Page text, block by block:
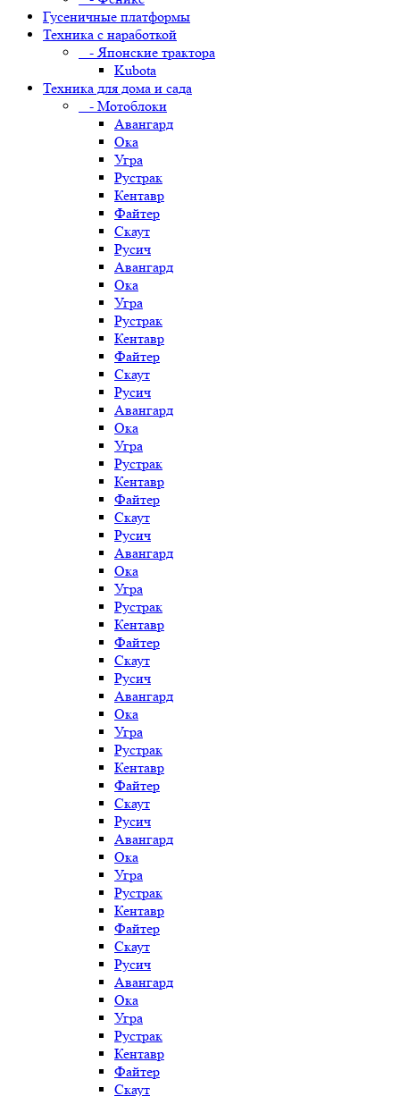
Гусеничные платформы
Техника с наработкой
- Японские трактора
Kubota
Техника для дома и сада
- Мотоблоки
Авангард
Ока
Угра
Рустрак
Кентавр
Файтер
Скаут
Русич
Авангард
Ока
Угра
Рустрак
Кентавр
Файтер
Скаут
Русич
Авангард
Ока
Угра
Рустрак
Кентавр
Файтер
Скаут
Русич
Авангард
Ока
Угра
Рустрак
Кентавр
Файтер
Скаут
Русич
Авангард
Ока
Угра
Рустрак
Кентавр
Файтер
Скаут
Русич
Авангард
Ока
Угра
Рустрак
Кентавр
Файтер
Скаут
Русич
Авангард
Ока
Угра
Рустрак
Кентавр
Файтер
Скаут